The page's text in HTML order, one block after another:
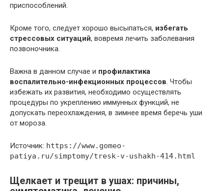
приспособлений.
Кроме того, следует хорошо высыпаться, избегать
стрессовых ситуаций, вовремя лечить заболевания
позвоночника.
Важна в данном случае и профилактика
воспалительно-инфекционных процессов. Чтобы
избежать их развития, необходимо осуществлять
процедуры по укреплению иммунных функций, не
допускать переохлаждения, в зимнее время беречь уши
от мороза.
Источник: https://www.gomeo-
patiya.ru/simptomy/tresk-v-ushakh-414.html
Щелкает и трещит в ушах: причины,